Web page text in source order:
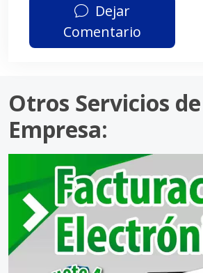
Dejar
Comentario
Otros Servicios
Empresa: